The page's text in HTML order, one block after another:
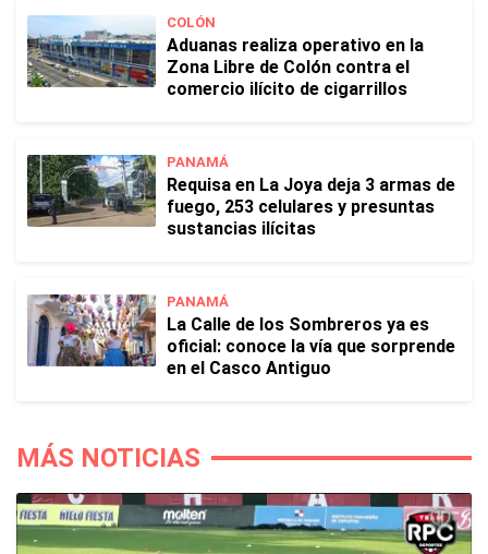
COLÓN
Aduanas realiza operativo en la
Zona Libre de Colón contra el
comercio ilícito de cigarrillos
PANAMÁ
Requisa en La Joya deja 3 armas de
fuego, 253 celulares y presuntas
sustancias ilícitas
PANAMÁ
La Calle de los Sombreros ya es
oficial: conoce la vía que sorprende
en el Casco Antiguo
MÁS NOTICIAS